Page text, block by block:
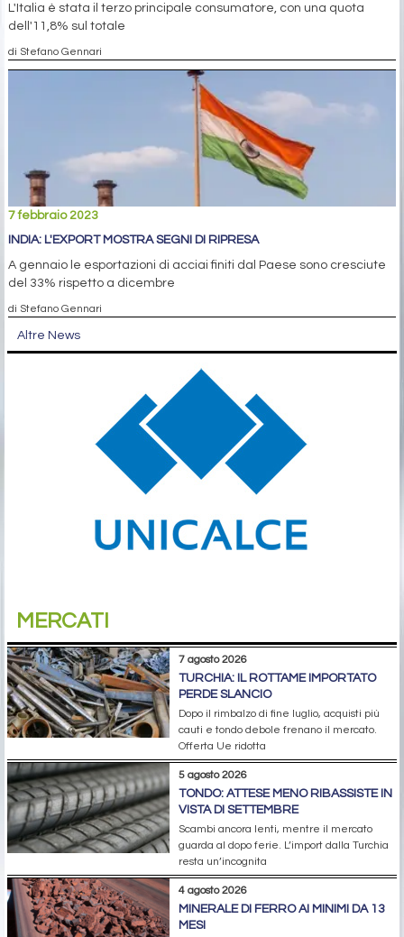
L'Italia è stata il terzo principale consumatore, con una quota
dell'11,8% sul totale
di Stefano Gennari
7 febbraio 2023
INDIA: L'EXPORT MOSTRA SEGNI DI RIPRESA
A gennaio le esportazioni di acciai finiti dal Paese sono cresciute
del 33% rispetto a dicembre
di Stefano Gennari
Altre News
MERCATI
7 agosto 2026
TURCHIA: IL ROTTAME IMPORTATO
PERDE SLANCIO
Dopo il rimbalzo di fine luglio, acquisti più
cauti e tondo debole frenano il mercato.
Offerta Ue ridotta
5 agosto 2026
TONDO: ATTESE MENO RIBASSISTE IN
VISTA DI SETTEMBRE
Scambi ancora lenti, mentre il mercato
guarda al dopo ferie. L’import dalla Turchia
resta un’incognita
4 agosto 2026
MINERALE DI FERRO AI MINIMI DA 13
MESI